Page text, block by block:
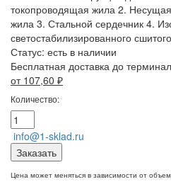
токопроводящая жила 2.
жила 3. Стальной сердечник 4.
светостабилизированного
Статус: есть в наличии
Бесплатная доставка до
от 107,60 ₽
Количество:
info@1-sklad.ru
Заказать
Цена может меняться в зависимости от